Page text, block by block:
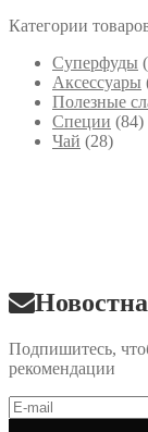
Категории
Cуперфуды
Аксессуары
Полезные
Специи (84)
Чай (28)
Подпишитесь,
рекомендации